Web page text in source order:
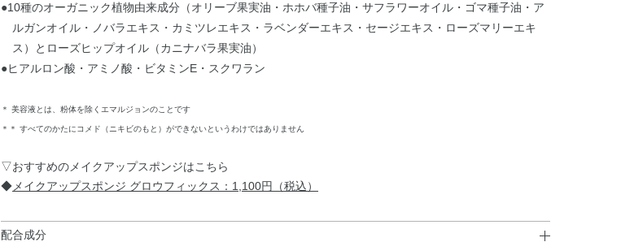
●10種のオーガニック植物由来成分（オリーブ果実油・ホホバ種子油・サフラワーオイル・ゴマ種子油・ア
ルガンオイル・ノバラエキス・カミツレエキス・ラベンダーエキス・セージエキス・ローズマリーエキ
ス）とローズヒップオイル（カニナバラ果実油）
●ヒアルロン酸・アミノ酸・ビタミンE・スクワラン
＊ 美容液とは、粉体を除くエマルジョンのことです
＊＊ すべてのかたにコメド（ニキビのもと）ができないというわけではありません
▽おすすめのメイクアップスポンジはこちら
◆ メイクアップスポンジ グロウフィックス：1,100円（税込）
配合成分